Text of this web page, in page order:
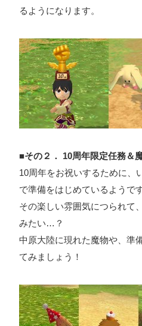
るようになります。
■その２． 10周年限定任務＆
10周年をお祝いするために、
で準備をはじめているようです
その楽しい雰囲気につられて
みたい…？
中原大陸に現れた魔物や、準
てみましょう！